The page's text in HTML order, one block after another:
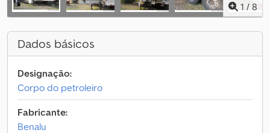
1 / 8
Dados básicos
Designação:
Corpo do petroleiro
Fabricante:
Benalu